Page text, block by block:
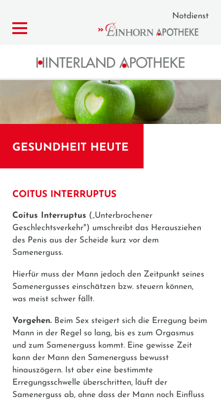
Notdienst
GESUNDHEIT HEUTE
COITUS INTERRUPTUS
Coitus Interruptus („Unterbrochener
Geschlechtsverkehr") umschreibt das Herausziehen
des Penis aus der Scheide kurz vor dem
Samenerguss.
Hierfür muss der Mann jedoch den Zeitpunkt seines
Samenergusses einschätzen bzw. steuern können,
was meist schwer fällt.
Vorgehen. Beim Sex steigert sich die Erregung beim
Mann in der Regel so lang, bis es zum Orgasmus
und zum Samenerguss kommt. Eine gewisse Zeit
kann der Mann den Samenerguss bewusst
hinauszögern. Ist aber eine bestimmte
Erregungsschwelle überschritten, läuft der
Samenerguss ab, ohne dass der Mann noch Einfluss